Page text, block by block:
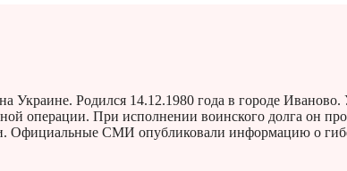
Украине. Родился 14.12.1980 года в городе
операции. При исполнении воинского долга он
Официальные СМИ опубликовали информацию о